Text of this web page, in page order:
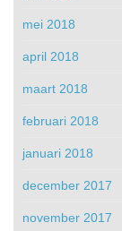
mei 2018
april 2018
maart 2018
februari 2018
januari 2018
december 2017
november 2017